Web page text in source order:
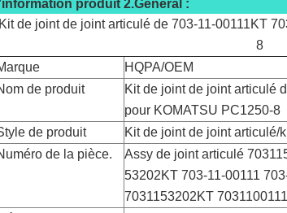
produit 2.General :
de joint de joint articulé de 703-11-00111KT
8
HQPA/OEM
de produit
Kit de joint de joint articulé
pour KOMATSU PC1250-8
de produit
Kit de joint de joint articulé/
de la pièce.
Assy de joint articulé
53202KT 703-11-00111
7031153202KT 7031100111